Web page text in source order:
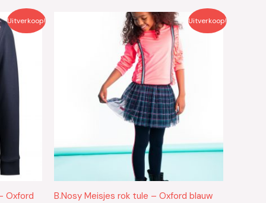
Uitverkoop!
Oxford
Uitverkoop!
B.Nosy Meisjes rok tule – Oxford blauw
Oorspronkelijke
Huidige
prijs
€15.00.